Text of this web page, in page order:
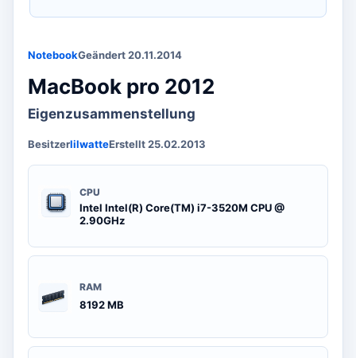
NotebookGeändert 20.11.2014
MacBook pro 2012
Eigenzusammenstellung
BesitzerlilwatteErstellt 25.02.2013
CPU
Intel Intel(R) Core(TM) i7-3520M CPU @
2.90GHz
RAM
8192 MB